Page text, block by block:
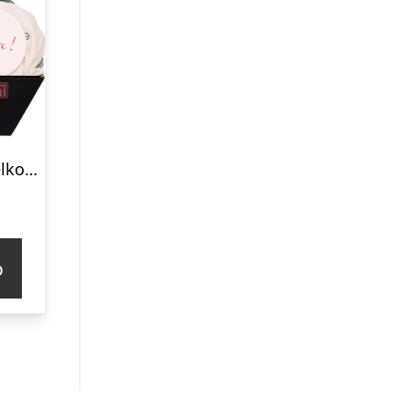
Barselsgave – velkommen til verden babyboy